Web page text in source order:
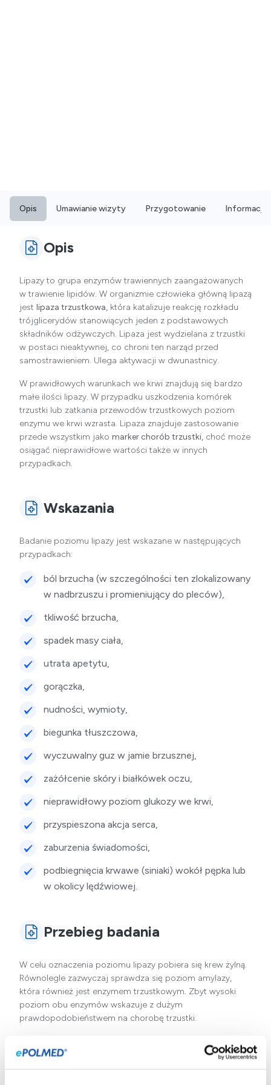
Opis Umawianie wizyty Przygotowanie Informacje
Opis
Lipazy to grupa enzymów trawiennych zaangażowanych
w trawienie lipidów. W organizmie człowieka główną lipazą
jest lipaza trzustkowa, która katalizuje reakcję rozkładu
trójglicerydów stanowiących jeden z podstawowych
składników odżywczych. Lipaza jest wydzielana z trzustki
w postaci nieaktywnej, co chroni ten narząd przed
samostrawieniem. Ulega aktywacji w dwunastnicy.
W prawidłowych warunkach we krwi znajdują się bardzo
małe ilości lipazy. W przypadku uszkodzenia komórek
trzustki lub zatkania przewodów trzustkowych poziom
enzymu we krwi wzrasta. Lipaza znajduje zastosowanie
przede wszystkim jako marker chorób trzustki, choć może
osiągać nieprawidłowe wartości także w innych
przypadkach.
Wskazania
Badanie poziomu lipazy jest wskazane w następujących
przypadkach:
ból brzucha (w szczególności ten zlokalizowany
w nadbrzuszu i promieniujący do pleców),
tkliwość brzucha,
spadek masy ciała,
utrata apetytu,
gorączka,
nudności, wymioty,
biegunka tłuszczowa,
wyczuwalny guz w jamie brzusznej,
zażółcenie skóry i białkówek oczu,
nieprawidłowy poziomglukozy we krwi,
przyspieszona akcja serca,
zaburzenia świadomości,
podbiegnięcia krwawe (siniaki) wokół pępka lub
w okolicy lędźwiowej.
Przebieg badania
W celu oznaczenia poziomu lipazy pobiera się krew żylną.
Równolegle zazwyczaj sprawdza się poziom amylazy,
która również jest enzymem trzustkowym. Zbyt wysoki
poziom obu enzymów wskazuje z dużym
prawdopodobieństwem na chorobę trzustki.
zgłosić się na nie w godzinach porannych, na czczo (tj. 8-